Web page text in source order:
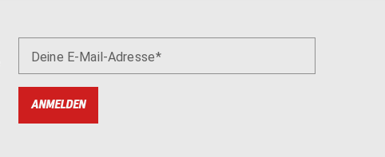
Deine E-Mail-Adresse
ANMELDEN